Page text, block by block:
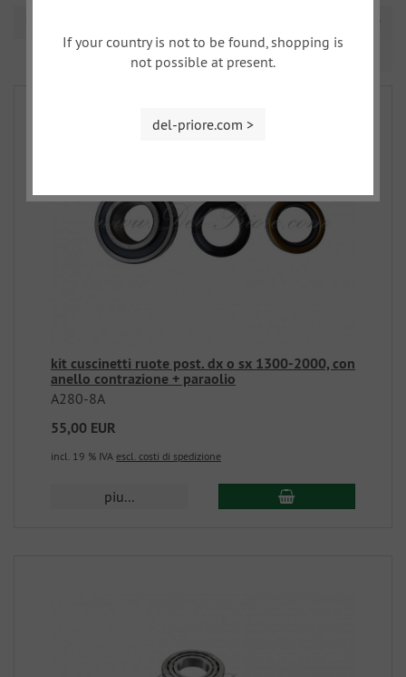
kit cuscinetti ruote post. dx o sx 1300-2000, con
anello contrazione + paraolio
A280-8A
55,00 EUR
incl. 19 % IVA escl. costi di spedizione
piu...
If your country is not to be found, shopping is
not possible at present.
del-priore.com >